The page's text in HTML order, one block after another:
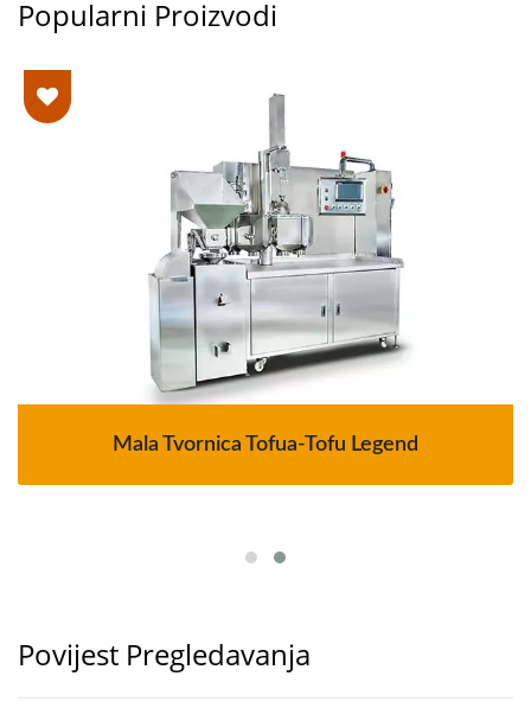
Popularni Proizvodi
Mala Tvornica Tofua-Tofu Legend
Povijest Pregledavanja